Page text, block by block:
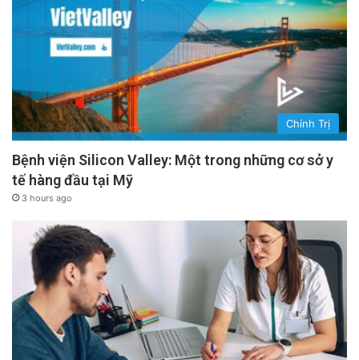
Chính Trị
Bệnh viện Silicon Valley: Một trong những cơ sở y
tế hàng đầu tại Mỹ
3 hours ago